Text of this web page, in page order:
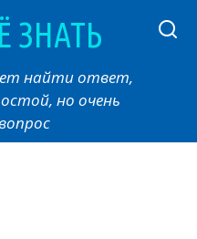
ЗНАТЬ
найти ответ,
но очень